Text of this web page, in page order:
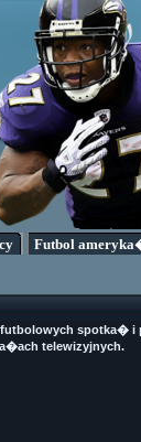
Futbol
futbolowych spotka�
telewizyjnych.